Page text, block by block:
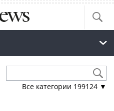
Все категории 199124 ▼